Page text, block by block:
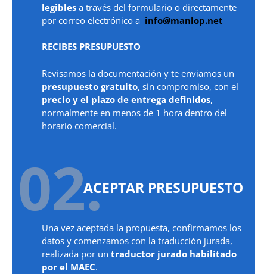
legibles a través del formulario o directamente
por correo electrónico a info@manlop.net
RECIBES PRESUPUESTO
Revisamos la documentación y te enviamos un
presupuesto gratuito, sin compromiso, con el
precio y el plazo de entrega definidos,
normalmente en menos de 1 hora dentro del
horario comercial.
02.ACEPTAR PRESUPUESTO
Una vez aceptada la propuesta, confirmamos los
datos y comenzamos con la traducción jurada,
realizada por un traductor jurado habilitado
por el MAEC.